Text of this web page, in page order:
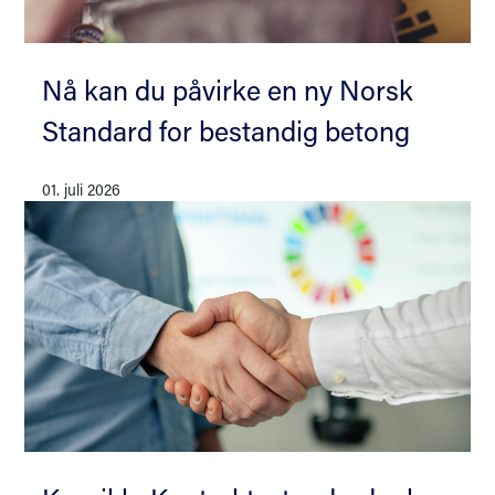
Nå kan du påvirke en ny Norsk
Standard for bestandig betong
01. juli 2026